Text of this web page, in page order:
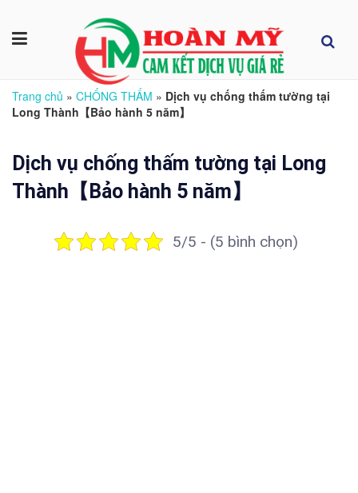
Trang chủ » CHỐNG THẤM » Dịch vụ chống thấm tường tại
Long Thành【Bảo hành 5 năm】
Dịch vụ chống thấm tường tại Long
Thành【Bảo hành 5 năm】
5/5 - (5 bình chọn)